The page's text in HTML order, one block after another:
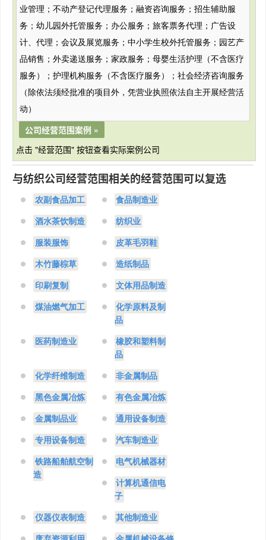
业管理；不动产登记代理服务；融资咨询服务；招生辅助服
务；幼儿园外托管服务；办公服务；旅客票务代理；广告设
计、代理；会议及展览服务；中小学生校外托管服务；园艺产
品销售；外卖递送服务；家政服务；母婴生活护理（不含医疗
服务）；护理机构服务（不含医疗服务）；社会经济咨询服务
（除依法须经批准的项目外，凭营业执照依法自主开展经营活
动）
公司经营范围案例 »
点击 "经营范围" 按钮查看实际案例公司
与​纺织公司经营范围相关的经营范围可以复选
农副食品加工 食品制造业
酒水茶饮制造 纺织业
服装服饰 皮革毛羽鞋
木竹藤棕草 造纸制品
印刷复制 文体用品制造
煤油燃气加工
化学原料及制
品
医药制造业
橡胶和塑料制
品
化学纤维制造 非金属制品
黑色金属冶炼 有色金属冶炼
金属制品业 通用设备制造
专用设备制造 汽车制造业
铁路船舶航空制
造
电气机械器材
计算机通信电
子
仪器仪表制造 其他制造业